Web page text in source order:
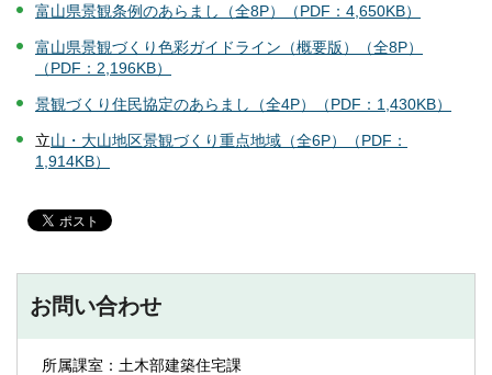
富山県景観条例のあらまし（全8P）（PDF：4,650KB）
富山県景観づくり色彩ガイドライン（概要版）（全8P）
（PDF：2,196KB）
景観づくり住民協定のあらまし（全4P）（PDF：1,430KB）
立山・大山地区景観づくり重点地域（全6P）（PDF：
1,914KB）
お問い合わせ
所属課室：土木部建築住宅課